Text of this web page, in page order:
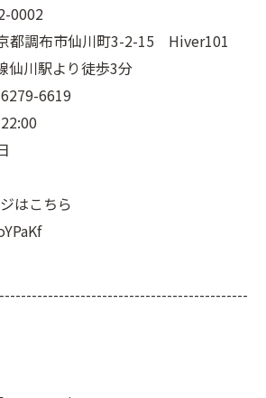
仙川町3-2-15 Hiver101
川駅より徒歩3分
6619
はこちら